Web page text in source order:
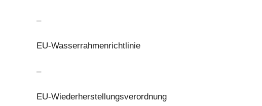
–
EU-Wasserrahmenrichtlinie
–
EU-Wiederherstellungsverordnung